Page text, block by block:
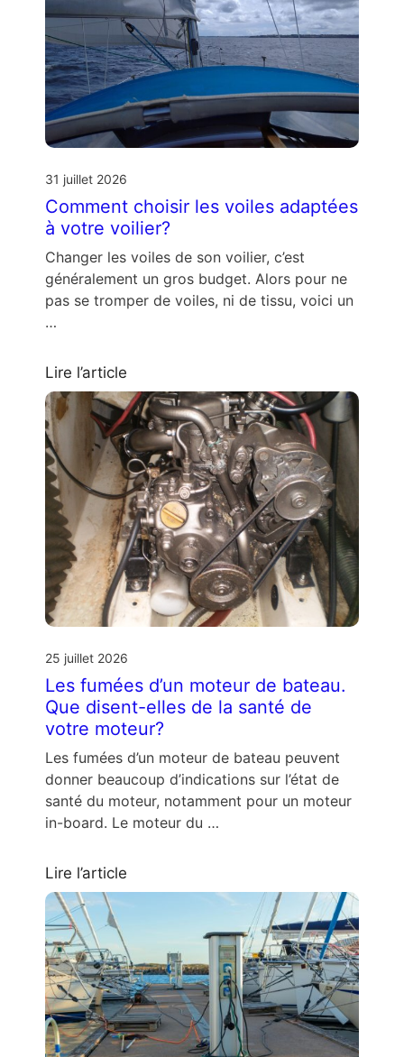
31 juillet 2026
Comment choisir les voiles adaptées
à votre voilier?
Changer les voiles de son voilier, c’est
généralement un gros budget. Alors pour ne
pas se tromper de voiles, ni de tissu, voici un
…
Lire l’article
25 juillet 2026
Les fumées d’un moteur de bateau.
Que disent-elles de la santé de
votre moteur?
Les fumées d’un moteur de bateau peuvent
donner beaucoup d’indications sur l’état de
santé du moteur, notamment pour un moteur
in-board. Le moteur du …
Lire l’article